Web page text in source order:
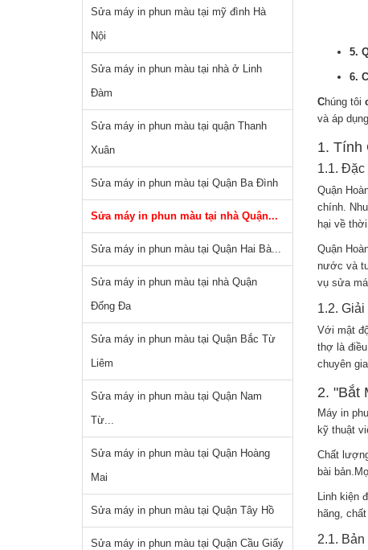
Sửa máy in phun màu tại mỹ đình Hà
Nội
Sửa máy in phun màu tại nhà ở Linh
Đàm
Sửa máy in phun màu tại quận Thanh
Xuân
Sửa máy in phun màu tại Quận Ba Đình
Sửa máy in phun màu tại nhà Quận...
Sửa máy in phun màu tại Quận Hai Bà...
Sửa máy in phun màu tại nhà Quận
Đống Đa
Sửa máy in phun màu tại Quận Bắc Từ
Liêm
Sửa máy in phun màu tại Quận Nam
Từ...
Sửa máy in phun màu tại Quận Hoàng
Mai
Sửa máy in phun màu tại Quận Tây Hồ
Sửa máy in phun màu tại Quận Cầu Giấy
5.
6.
​Chúng tôi
và áp
1. Tính
1.1. Đặc
Quận
chính.
hại về
Quận
nước và
vụ sửa
1.2.
Với mật
thợ là
chuyên
2. "Bắt
Máy in
kỹ thuật
Chất
bài
Linh kiện
hãng,
2.1.